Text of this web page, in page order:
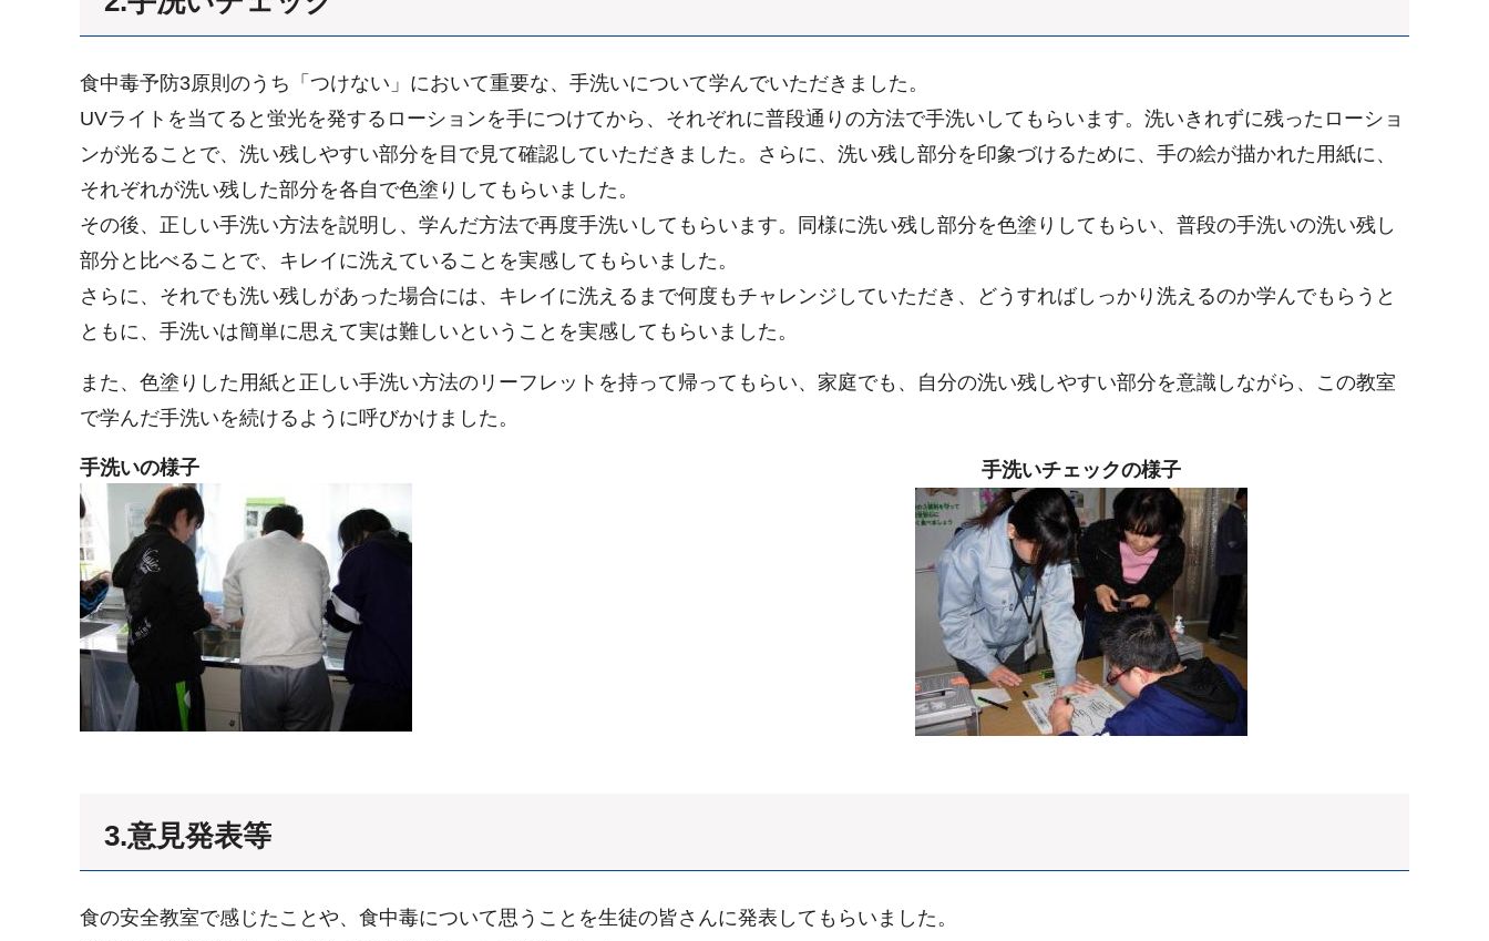
食中毒予防3原則のうち「つけない」において重要な、手洗いについて学んでいただきました。
UVライトを当てると蛍光を発するローションを手につけてから、それぞれに普段通りの方法で手洗いしてもらいます。洗いきれずに残ったローショ
ンが光ることで、洗い残しやすい部分を目で見て確認していただきました。さらに、洗い残し部分を印象づけるために、手の絵が描かれた用紙に、
それぞれが洗い残した部分を各自で色塗りしてもらいました。
その後、正しい手洗い方法を説明し、学んだ方法で再度手洗いしてもらいます。同様に洗い残し部分を色塗りしてもらい、普段の手洗いの洗い残し
部分と比べることで、キレイに洗えていることを実感してもらいました。
さらに、それでも洗い残しがあった場合には、キレイに洗えるまで何度もチャレンジしていただき、どうすればしっかり洗えるのか学んでもらうと
ともに、手洗いは簡単に思えて実は難しいということを実感してもらいました。
また、色塗りした用紙と正しい手洗い方法のリーフレットを持って帰ってもらい、家庭でも、自分の洗い残しやすい部分を意識しながら、この教室
で学んだ手洗いを続けるように呼びかけました。
手洗いの様子 手洗いチェックの様子
3.意見発表等
食の安全教室で感じたことや、食中毒について思うことを生徒の皆さんに発表してもらいました。